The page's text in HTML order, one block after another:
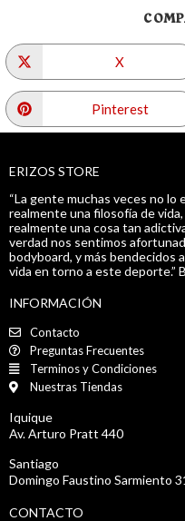
X
Pinterest
ERIZOS STORE
“La gente muchas veces no
realmente una filosofía de
realmente una cosa tan
verdad nos sentimos
bodyboard, y más bendecidos
vida en torno a este deporte.”
INFORMACIÓN
Contacto
Preguntas Frecuentes
Terminos y Condiciones
Nuestras Tiendas
Iquique
Av. Arturo Pratt 440
Santiago
Domingo Faustino Sarmiento
CONTACTO